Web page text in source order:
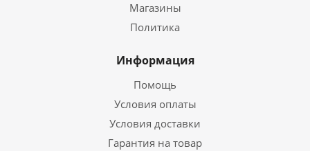
Магазины
Политика
Информация
Помощь
Условия оплаты
Условия доставки
Гарантия на товар